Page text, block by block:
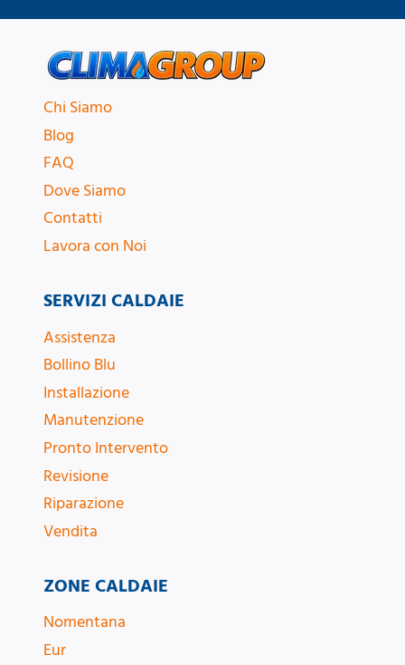
Chi Siamo
Blog
FAQ
Dove Siamo
Contatti
Lavora con Noi
SERVIZI CALDAIE
Assistenza
Bollino Blu
Installazione
Manutenzione
Pronto Intervento
Revisione
Riparazione
Vendita
ZONE CALDAIE
Nomentana
Eur